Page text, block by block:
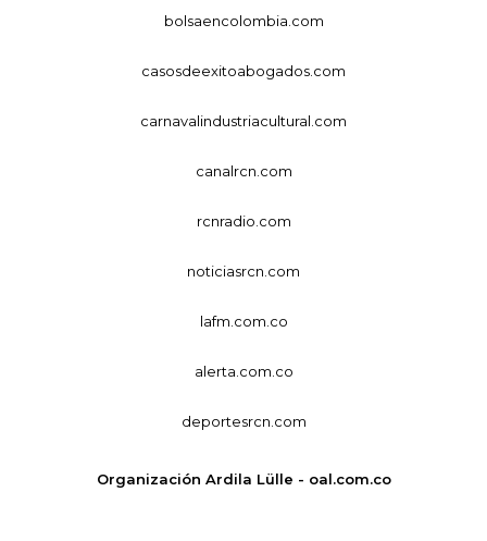
bolsaencolombia.com
casosdeexitoabogados.com
carnavalindustriacultural.com
canalrcn.com
rcnradio.com
noticiasrcn.com
lafm.com.co
alerta.com.co
deportesrcn.com
Organización Ardila Lülle - oal.com.co